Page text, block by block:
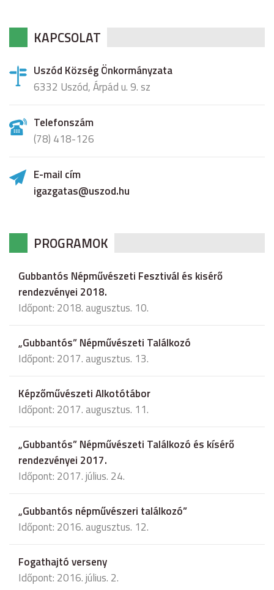
KAPCSOLAT
Uszód Község Önkormányzata
6332 Uszód, Árpád u. 9. sz
Telefonszám
(78) 418-126
E-mail cím
igazgatas@uszod.hu
PROGRAMOK
Gubbantós Népművészeti Fesztivál és kisérő
rendezvényei 2018.
Időpont: 2018. augusztus. 10.
„Gubbantós” Népművészeti Találkozó
Időpont: 2017. augusztus. 13.
Képzőművészeti Alkotótábor
Időpont: 2017. augusztus. 11.
„Gubbantós” Népművészeti Találkozó és kísérő
rendezvényei 2017.
Időpont: 2017. július. 24.
„Gubbantós népművészeri találkozó”
Időpont: 2016. augusztus. 12.
Fogathajtó verseny
Időpont: 2016. július. 2.